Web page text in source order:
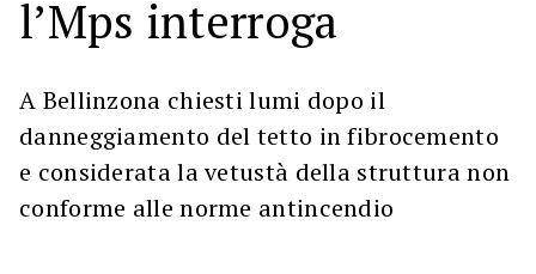
l’Mps interroga
A Bellinzona chiesti lumi dopo il
danneggiamento del tetto in fibrocemento
e considerata la vetustà della struttura non
conforme alle norme antincendio